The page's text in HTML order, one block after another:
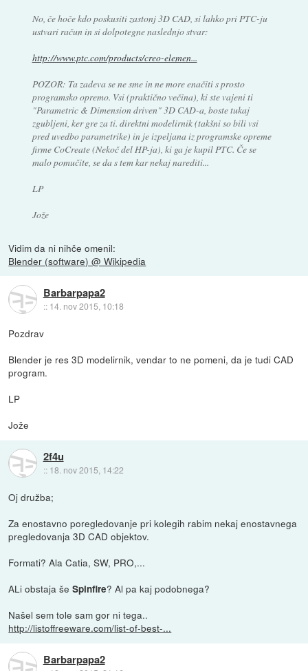
No, če hoče kdo poskusiti zastonj 3D CAD, si lahko pri PTC-ju
ustvari račun in si dolpotegne naslednjo stvar:
http://www.ptc.com/products/creo-elemen...
POZOR: Ta zadeva se ne sme in ne more enačiti s prosto
programsko opremo. Vsi (praktično večina), ki ste vajeni ti
"Parametric & Dimension driven" 3D CAD-a, boste tukaj
zgubljeni, ker gre za ti. direktni modelirnik (takšni so bili vsi
pred uvedbo parametrike) in je izpeljana iz programske opreme
firme CoCreate (Nekoč del HP-ja), ki ga je kupil PTC. Če se
malo pomučite, se da s tem kar nekaj narediti...
LP
Jože
Vidim da ni nihče omenil:
Blender (software) @ Wikipedia
Barbarpapa2
:: 14. nov 2015, 10:18
Pozdrav
Blender je res 3D modelirnik, vendar to ne pomeni, da je tudi CAD
program.
LP
Jože
2f4u
:: 18. nov 2015, 14:22
Oj družba;
Za enostavno poregledovanje pri kolegih rabim nekaj enostavnega
pregledovanja 3D CAD objektov.
Formati? Ala Catia, SW, PRO,...
ALi obstaja šeSpinfire? Al pa kaj podobnega?
Našel sem tole sam gor ni tega..
http://listoffreeware.com/list-of-best-...
Barbarpapa2